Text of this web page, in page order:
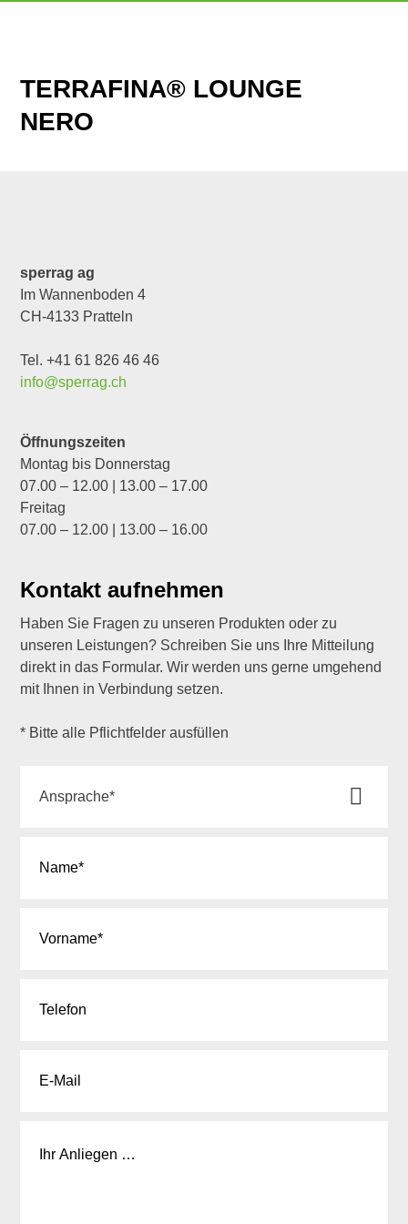
TERRAFINA® LOUNGE
NERO
sperrag ag
Im Wannenboden 4
CH-4133 Pratteln
Tel. +41 61 826 46 46
info@sperrag.ch
Öffnungszeiten
Montag bis Donnerstag
07.00 – 12.00 | 13.00 – 17.00
Freitag
07.00 – 12.00 | 13.00 – 16.00
Kontakt aufnehmen
Haben Sie Fragen zu unseren Produkten oder zu
unseren Leistungen? Schreiben Sie uns Ihre Mitteilung
direkt in das Formular. Wir werden uns gerne umgehend
mit Ihnen in Verbindung setzen.
* Bitte alle Pflichtfelder ausfüllen